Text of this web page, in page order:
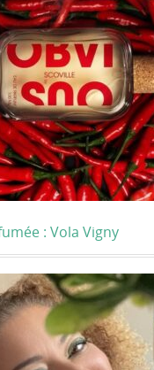
: Vola Vigny